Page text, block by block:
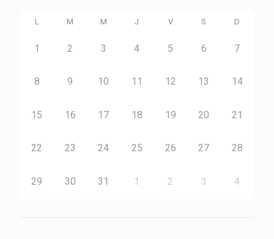
L M M J V S D
1 2 3 4 5 6 7
8 9 10 11 12 13 14
15 16 17 18 19 20 21
22 23 24 25 26 27 28
29 30 31 1 2 3 4